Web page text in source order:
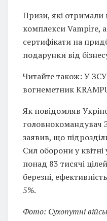
Призи, які отримали
комплекси Vampire,
сертифікати на
подарунки від
Читайте також: У
вогнеметник
Як повідомляв
головнокомандувач
заявив, що
Сил оборони у
понад 83 тисячі
березні,
5%.
Фото: Сухопутні